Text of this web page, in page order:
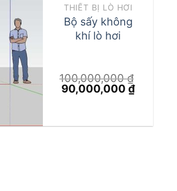
THIẾT BỊ LÒ HƠI
Bộ sấy không
khí lò hơi
100,000,000₫
Giá
gốc
90,000,000 ₫Giá